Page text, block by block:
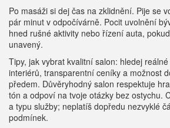
Po masáži si dej čas na zklidnění. Pije se
pár minut v odpočívárně. Pocit uvolnění
hned rušné aktivity nebo řízení auta,
unavený.
Tipy, jak vybrat kvalitní salon: hledej
interiérů, transparentní ceníky a možnost
předem. Důvěryhodný salon respektuje
tón a odpoví na tvoje otázky bez ostychu.
a typu služby; neplatíš dopředu nezvyklé
podmínek.